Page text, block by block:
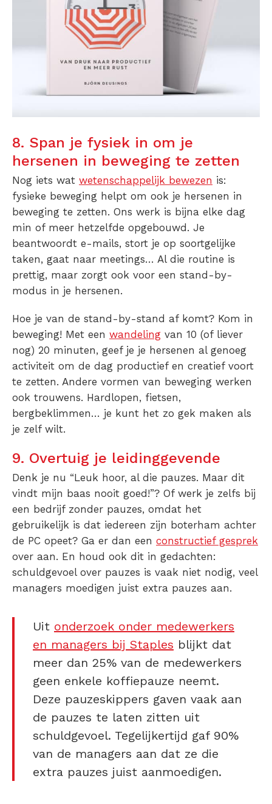
8. Span je fysiek in om je
hersenen in beweging te zetten
Nog iets wat wetenschappelijk bewezen is:
fysieke beweging helpt om ook je hersenen in
beweging te zetten. Ons werk is bijna elke dag
min of meer hetzelfde opgebouwd. Je
beantwoordt e-mails, stort je op soortgelijke
taken, gaat naar meetings… Al die routine is
prettig, maar zorgt ook voor een stand-by-
modus in je hersenen.
Hoe je van de stand-by-stand af komt? Kom in
beweging! Met een wandeling van 10 (of liever
nog) 20 minuten, geef je je hersenen al genoeg
activiteit om de dag productief en creatief voort
te zetten. Andere vormen van beweging werken
ook trouwens. Hardlopen, fietsen,
bergbeklimmen… je kunt het zo gek maken als
je zelf wilt.
9. Overtuig je leidinggevende
Denk je nu “Leuk hoor, al die pauzes. Maar dit
vindt mijn baas nooit goed!”? Of werk je zelfs bij
een bedrijf zonder pauzes, omdat het
gebruikelijk is dat iedereen zijn boterham achter
de PC opeet? Ga er dan een constructief gesprek
over aan. En houd ook dit in gedachten:
schuldgevoel over pauzes is vaak niet nodig, veel
managers moedigen juist extra pauzes aan.
Uit onderzoek onder medewerkers
en managers bij Staples blijkt dat
meer dan 25% van de medewerkers
geen enkele koffiepauze neemt.
Deze pauzeskippers gaven vaak aan
de pauzes te laten zitten uit
schuldgevoel. Tegelijkertijd gaf 90%
van de managers aan dat ze die
extra pauzes juist aanmoedigen.